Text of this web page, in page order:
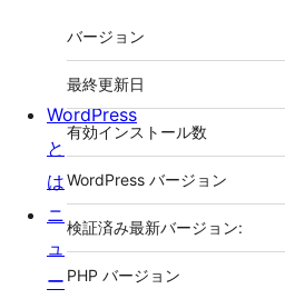
メ
タ
バージョン
最終更新日
有効インストール数
WordPress バージョン
検証済み最新バージョン:
PHP バージョン
WordPress
と
は
ニ
ュ
ー